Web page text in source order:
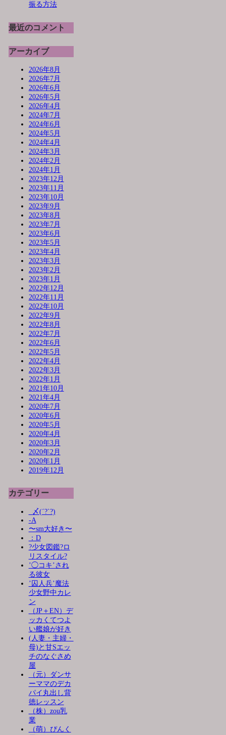
振る方法
最近のコメント
アーカイブ
2026年8月
2026年7月
2026年6月
2026年5月
2026年4月
2024年7月
2024年6月
2024年5月
2024年4月
2024年3月
2024年2月
2024年1月
2023年12月
2023年11月
2023年10月
2023年9月
2023年8月
2023年7月
2023年6月
2023年5月
2023年4月
2023年3月
2023年2月
2023年1月
2022年12月
2022年11月
2022年10月
2022年9月
2022年8月
2022年7月
2022年6月
2022年5月
2022年4月
2022年3月
2022年1月
2021年10月
2021年4月
2020年7月
2020年6月
2020年5月
2020年4月
2020年3月
2020年2月
2020年1月
2019年12月
カテゴリー
_〆(´?`?)
-A
〜sm大好き〜
：D
?少女図鑑?ロ
リスタイル?
’◯コキ’され
る彼女
’囚人兵’魔法
少女野中カレ
ン
（JP＋EN）デ
ッカくてつよ
い艦娘が好き
(人妻・主婦・
母)と甘Sエッ
チのなぐさめ
屋
（元）ダンサ
ーママのデカ
パイ丸出し背
徳レッスン
（株）zou乳
業
（萌）ぴんく